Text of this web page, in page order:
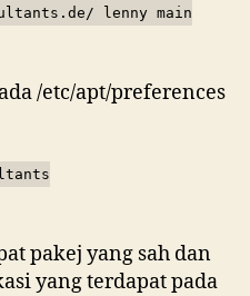
lenny main
/etc/apt/preferences
pakej yang sah dan
yang terdapat pada